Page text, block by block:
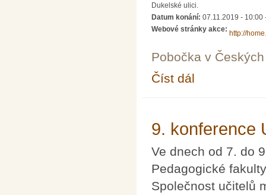
Dukelské ulici.
Datum konání: 07.11.2019 - 10:00
Webové stránky akce:
http://
Pobočka v
Číst dál
9. konference
Ve dnech od 7. do
Pedagogické
Společnost učitelů